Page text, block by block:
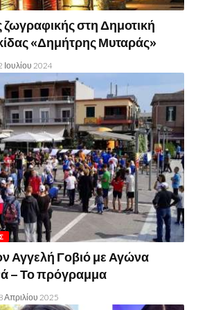
ζωγραφικής στη Δημοτική
«Δημήτρης Μυταράς»
Ιουλίου 2024
Αγγελή Γοβιό με Αγώνα
– Το πρόγραμμα
Απριλίου 2025